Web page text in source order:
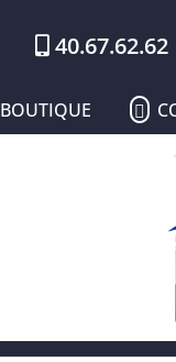
40.67.62.62
BOUTIQUE 